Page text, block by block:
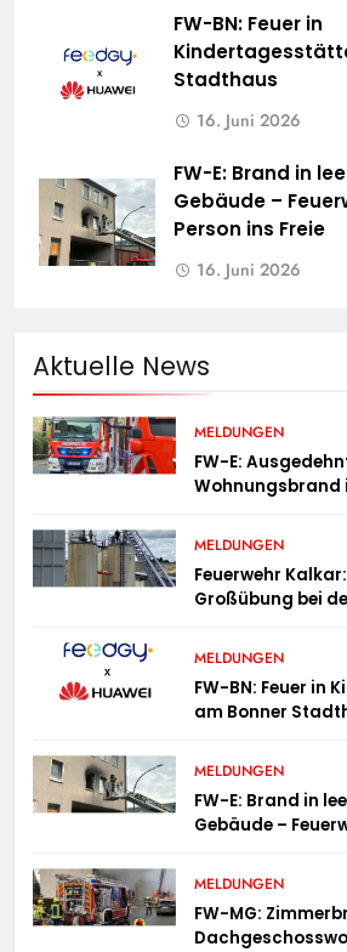
FW-BN: Feuer in
Stadthaus
16. Juni 2026
FW-E: Brand in
Gebäude –
Person ins Freie
16. Juni 2026
Aktuelle News
MELDUNGEN
FW-E:
Wohnungsbrand
müssen
MELDUNGEN
Feuerwehr
Großübung bei
Einsatzkräfte
MELDUNGEN
FW-BN: Feuer in
am Bonner
MELDUNGEN
FW-E: Brand in
Gebäude –
MELDUNGEN
FW-MG: